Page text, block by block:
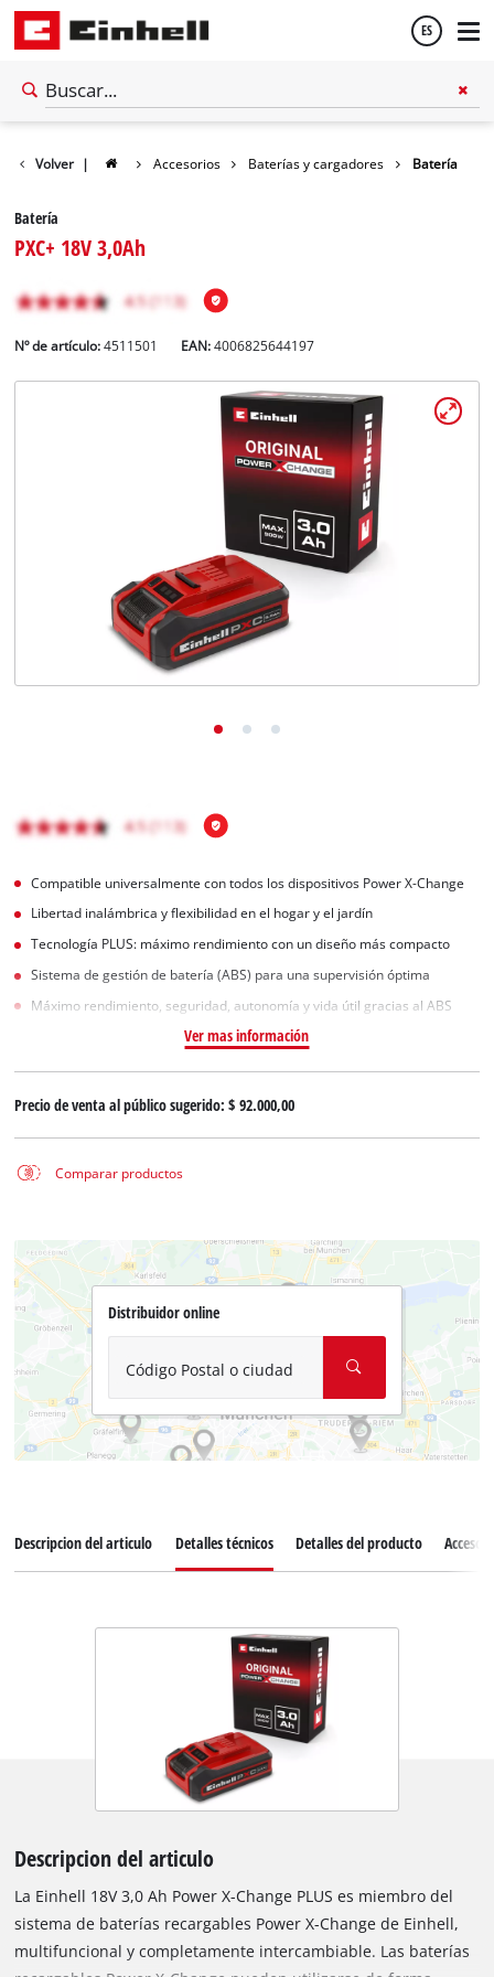
ES
Volver | Accesorios Baterías y cargadores Batería
Batería
PXC+ 18V 3,0Ah
Nº de artículo: 4511501 EAN:4006825644197
Compatible universalmente con todos los dispositivos Power X-Change
Libertad inalámbrica y flexibilidad en el hogar y el jardín
Tecnología PLUS: máximo rendimiento con un diseño más compacto
Sistema de gestión de batería (ABS) para una supervisión óptima
Máximo rendimiento, seguridad, autonomía y vida útil gracias al ABS
Ver mas información
Precio de venta al público sugerido:$ 92.000,00
Comparar productos
Distribuidor online
Código Postal o ciudad
Descripcion del articulo Detalles técnicos Detalles del producto
Descripcion del articulo
La Einhell 18V 3,0 Ah Power X-Change PLUS es miembro del
sistema de baterías recargables Power X-Change de Einhell,
multifuncional y completamente intercambiable. Las baterías